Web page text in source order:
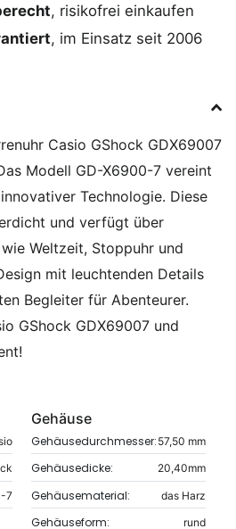
, risikofrei einkaufen
, im Einsatz seit 2006
Casio GShock GDX69007
Modell GD-X6900-7 vereint
Technologie. Diese
und verfügt über
Weltzeit, Stoppuhr und
mit leuchtenden Details
Begleiter für Abenteurer.
GShock GDX69007 und
7
Gehäuse
Gehäusedurchmesser: 57,50 mm
Gehäusedicke: 20,40mm
Gehäusematerial: das Harz
Gehäuseform: rund